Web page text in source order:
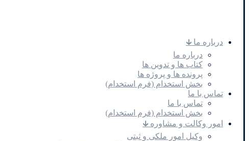
درباره ما 🡳
درباره ما
کتاب ها و تدوین ها
پرونده ها و پروژه ها
بخش استخدام (فرم استخدام)
تماس با ما
تماس با ما
بخش استخدام (فرم استخدام)
امور وکالت و مشاوره 🡳
وکیل امور ملکی و ثبتی